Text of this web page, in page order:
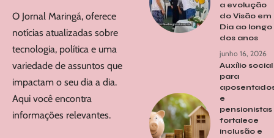
O Jornal Maringá, oferece
notícias atualizadas sobre
tecnologia, política e uma
variedade de assuntos que
impactam o seu dia a dia.
Aqui você encontra
informações relevantes.
a evolução
do Visão em
Dia ao longo
dos anos
junho 16, 2026
Auxílio social
para
e
pensionistas
fortalece
inclusão e